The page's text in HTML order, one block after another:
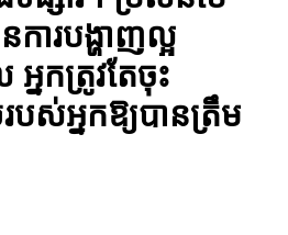
ារបង្ហាញល្អ
កត្រូវតែចុះ
ស់អ្នកឱ្យបានត្រឹម